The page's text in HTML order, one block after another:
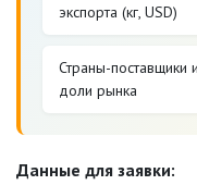
экспорта (кг, USD)
Страны-поставщики и
доли рынка
Данные для заявки: